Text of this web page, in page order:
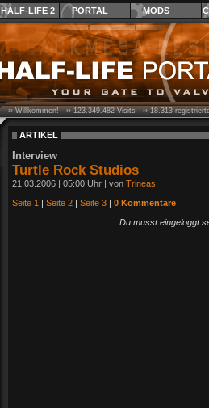
HALF-LIFE 2 PORTAL MODS
›› Willkommen! ››123.349.482Visits ››18.313
ARTIKEL
Interview
Turtle Rock Studios
21.03.2006 | 05:00 Uhr | von Trineas
Seite 1 | Seite 2 | Seite 3 | 0 Kommentare
Du musst eingeloggt